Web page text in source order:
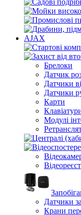
AJAX
Брелоки
Датчик
Датчики
Датчики
Карти
Модулі
Датчики
Крани